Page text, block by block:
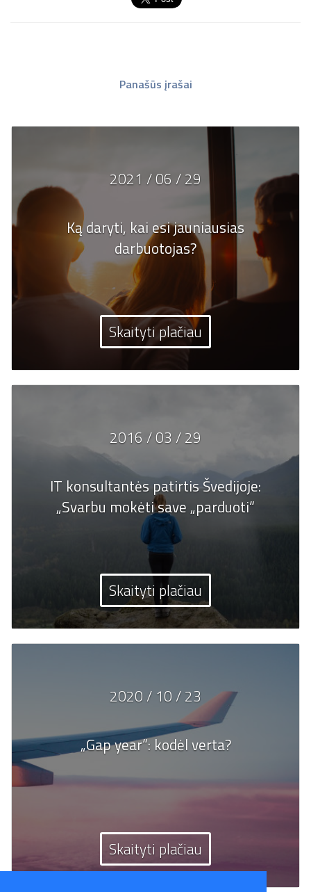
Panašūs įrašai
2021 / 06 / 29
Ką daryti, kai esi jauniausias
darbuotojas?
Skaityti plačiau
2016 / 03 / 29
IT konsultantės patirtis Švedijoje:
„Svarbu mokėti save „parduoti“
Skaityti plačiau
2020 / 10 / 23
„Gap year“: kodėl verta?
Skaityti plačiau